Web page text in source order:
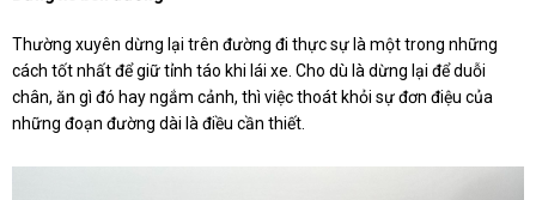
Thường xuyên dừng lại trên đường đi thực sự là một trong những
cách tốt nhất để giữ tỉnh táo khi lái xe. Cho dù là dừng lại để duỗi
chân, ăn gì đó hay ngắm cảnh, thì việc thoát khỏi sự đơn điệu của
những đoạn đường dài là điều cần thiết.